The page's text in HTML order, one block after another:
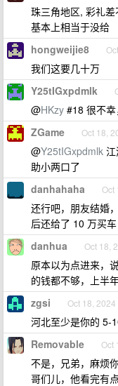
珠三角地区, 彩礼
基本上相当于没给
hongweijie8
我们这要几十万
Y25tIGxpdmlk
@HKzy #18 很不
ZGame Oct 18,
@Y25tIGxpdmlk
助小两口了
danhahaha Oct
还行吧，朋友结婚
后还给了 10 万买
danhua Oct 18,
原本以为点进来，
的钱都不够，上半
zgsi Oct 18, 2024
河北至少是你的 5-
Removable Oct
不是，兄弟，麻烦
哥们儿，他看完有